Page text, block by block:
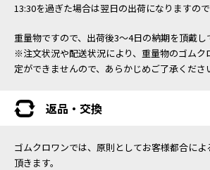
13:30を過ぎた場合は翌日の出荷になりますので
重量物ですので、出荷後3～4日の納期を頂戴し
※注文状況や配送状況により、重量物のゴムク
定ができませんので、あらかじめご了承くださ
返品・交換
ゴムクロワンでは、原則としてお客様都合に
頂きます。